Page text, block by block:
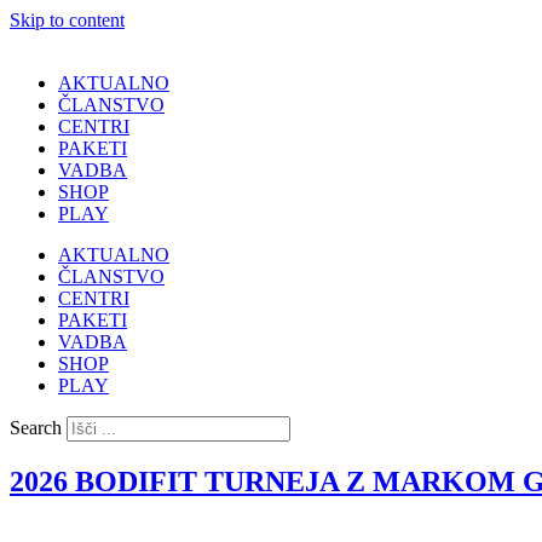
Skip to content
AKTUALNO
ČLANSTVO
CENTRI
PAKETI
VADBA
SHOP
PLAY
AKTUALNO
ČLANSTVO
CENTRI
PAKETI
VADBA
SHOP
PLAY
Search
2026 BODIFIT TURNEJA Z MARKOM